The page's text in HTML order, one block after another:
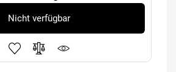
Nicht verfügbar